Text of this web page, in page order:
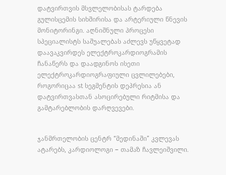
დატვირთვის მსვლელობისას ტარდება
გულისცემის სიხშირისა და არტერიული წნევის
მონიტორინგი. აღნიშნული პროცესი
სპეციალისტს საშუალებას აძლევს უწყვეტად
დაავაკვირდეს ელექტროკარდიოგრამის
ჩანაწერს და დაადგინოს ისეთი
ელექტროკარდიოგრაფიული ცვლილებები,
როგორიცაა st სეგმენტის დეპრესია ან
დატვირთვასთან ასოცირებული რიტმისა და
გამტარებლობის დარღვევები.
ჯანმრთელობის ცენტრ “მედინაში” კვლევას
ატარებს, კარდიოლოგი – თამაზ ჩავლეიშვილი.